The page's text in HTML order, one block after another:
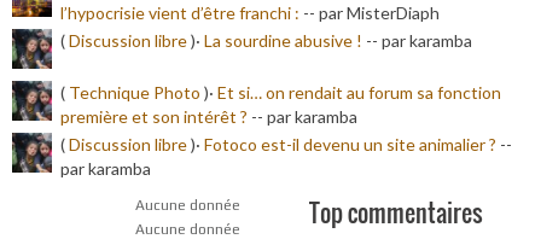
l’hypocrisie vient d’être franchi : -- par MisterDiaph
(Discussion libre)· La sourdine abusive ! -- par karamba
( Technique Photo )· Et si… on rendait au forum sa fonction
première et son intérêt ? -- par karamba
(Discussion libre)· Fotoco est-il devenu un site animalier ? --
par karamba
Aucune donnée
Aucune donnée
Top commentaires